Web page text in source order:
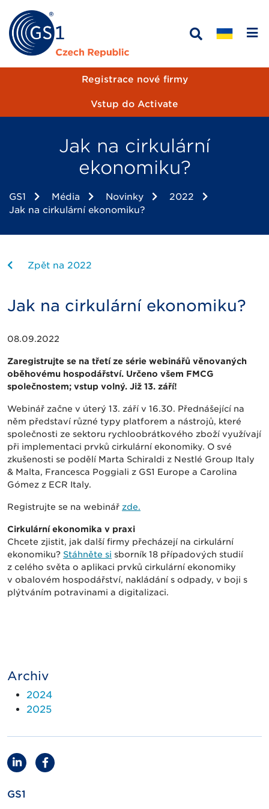
Registrace nové firmy
Vstup do Activate
Jak na cirkulární
ekonomiku?
GS1 Média Novinky
2022
Jak na cirkulární ekonomiku?
Zpět na 2022
Jak na cirkulární ekonomiku?
08.09.2022
Zaregistrujte se na třetí ze série webinářů věnovaných
oběhovému hospodářství. Určeno všem FMCG
společnostem; vstup volný. Již 13. září!
Webinář začne v úterý 13. září v 16.30. Přednášející na
něm představí různé typy platforem a nástrojů, které
společnosti ze sektoru rychloobrátkového zboží využívají
při implementaci prvků cirkulární ekonomiky. O své
zkušenosti se podělí Marta Schiraldi z Nestlé Group Italy
& Malta, Francesca Poggiali z GS1 Europe a Carolina
Gómez z ECR Italy.
Registrujte se na webinář zde.
Cirkulární ekonomika v praxi
Chcete zjistit, jak další firmy přecházejí na cirkulární
ekonomiku? Stáhněte si sborník 18 případových studií
z celého světa o aplikaci prvků cirkulární ekonomiky
v obalovém hospodářství, nakládání s odpady, v boji s
plýtváním potravinami a digitalizaci.
Archiv
2024
2025
GS1